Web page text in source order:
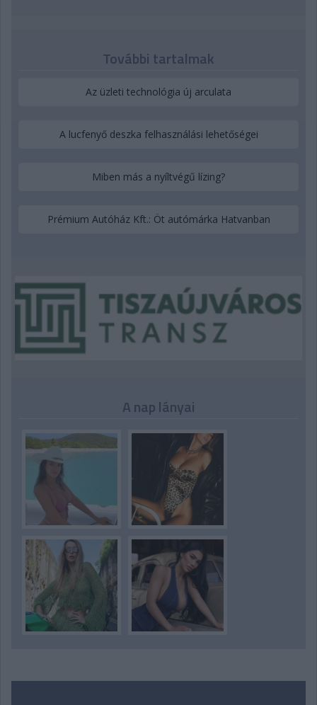
További tartalmak
Az üzleti technológia új arculata
A lucfenyő deszka felhasználási lehetőségei
Miben más a nyíltvégű lízing?
Prémium Autóház Kft.: Öt autómárka Hatvanban
A nap lányai